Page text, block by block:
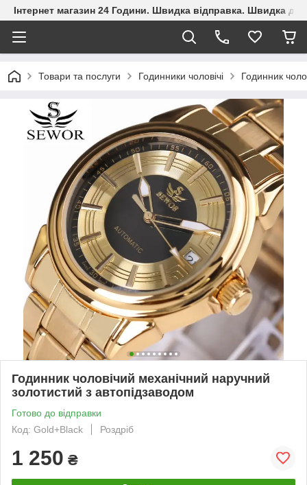
Інтернет магазин 24 Години. Швидка відправка. Швидка
Товари та послуги Годинники чоловічі Годинник
Годинник чоловічий механічний наручний
золотистий з автопідзаводом
Готово до відправки
Код: Gold+Black
Роздріб
1 250 ₴